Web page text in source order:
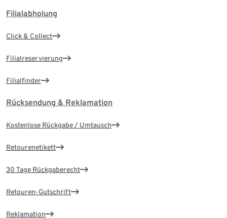
Filialabholung
Click & Collect
Filialreservierung
Filialfinder
Rücksendung & Reklamation
Kostenlose Rückgabe / Umtausch
Retourenetikett
30 Tage Rückgaberecht
Retouren-Gutschrift
Reklamation